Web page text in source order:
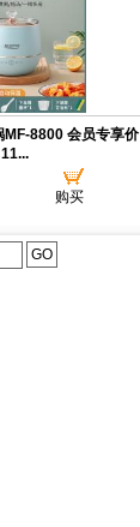
MF-8800 会员专享价
11...
购买
GO